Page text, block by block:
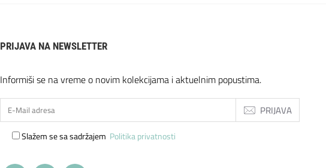
PRIJAVA NA NEWSLETTER
Informiši se na vreme o novim kolekcijama i aktuelnim popustima.
PRIJAVA
Slažem se sa sadržajem Politika privatnosti